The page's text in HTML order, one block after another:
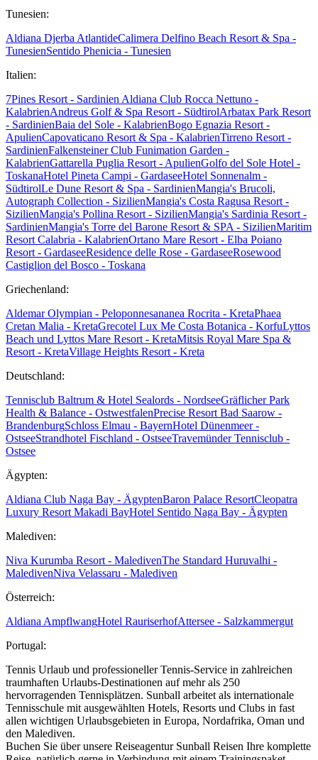
Tunesien:
Aldiana Djerba AtlantideCalimera Delfino Beach Resort & Spa -
TunesienSentido Phenicia - Tunesien
Italien:
7Pines Resort - Sardinien Aldiana Club Rocca Nettuno -
KalabrienAndreus Golf & Spa Resort - SüdtirolArbatax Park Resort
- SardinienBaia del Sole - KalabrienBogo Egnazia Resort -
ApulienCapovaticano Resort & Spa - KalabrienTirreno Resort -
SardinienFalkensteiner Club Funimation Garden -
KalabrienGattarella Puglia Resort - ApulienGolfo del Sole Hotel -
ToskanaHotel Pineta Campi - GardaseeHotel Sonnenalm -
SüdtirolLe Dune Resort & Spa - SardinienMangia's Brucoli,
Autograph Collection - SizilienMangia's Costa Ragusa Resort -
SizilienMangia's Pollina Resort - SizilienMangia's Sardinia Resort -
SardinienMangia's Torre del Barone Resort & SPA - SizilienMaritim
Resort Calabria - KalabrienOrtano Mare Resort - Elba Poiano
Resort - GardaseeResidence delle Rose - GardaseeRosewood
Castiglion del Bosco - Toskana
Griechenland:
Aldemar Olympian - Peloponnesananea Rocrita - KretaPhaea
Cretan Malia - KretaGrecotel Lux Me Costa Botanica - KorfuLyttos
Beach und Lyttos Mare Resort - KretaMitsis Royal Mare Spa &
Resort - KretaVillage Heights Resort - Kreta
Deutschland:
Tennisclub Baltrum & Hotel Sealords - NordseeGräflicher Park
Health & Balance - OstwestfalenPrecise Resort Bad Saarow -
BrandenburgSchloss Elmau - BayernHotel Dünenmeer -
OstseeStrandhotel Fischland - OstseeTravemünder Tennisclub -
Ostsee
Ägypten:
Aldiana Club Naga Bay - ÄgyptenBaron Palace ResortCleopatra
Luxury Resort Makadi BayHotel Sentido Naga Bay - Ägypten
Malediven:
Niva Kurumba Resort - MaledivenThe Standard Huruvalhi -
MaledivenNiva Velassaru - Malediven
Österreich:
Aldiana AmpflwangHotel RauriserhofAttersee - Salzkammergut
Portugal:
Tennis Urlaub und professioneller Tennis-Service in zahlreichen
traumhaften Urlaubs-Destinationen auf mehr als 250
hervorragenden Tennisplätzen. Sunball arbeitet als internationale
Tennisschule mit ausgewählten Hotels, Resorts und Clubs in fast
allen wichtigen Urlaubsgebieten in Europa, Nordafrika, Oman und
den Malediven.
Buchen Sie über unsere Reiseagentur Sunball Reisen Ihre komplette